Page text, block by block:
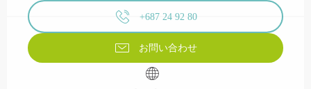
+687 24 92 80
お問い合わせ